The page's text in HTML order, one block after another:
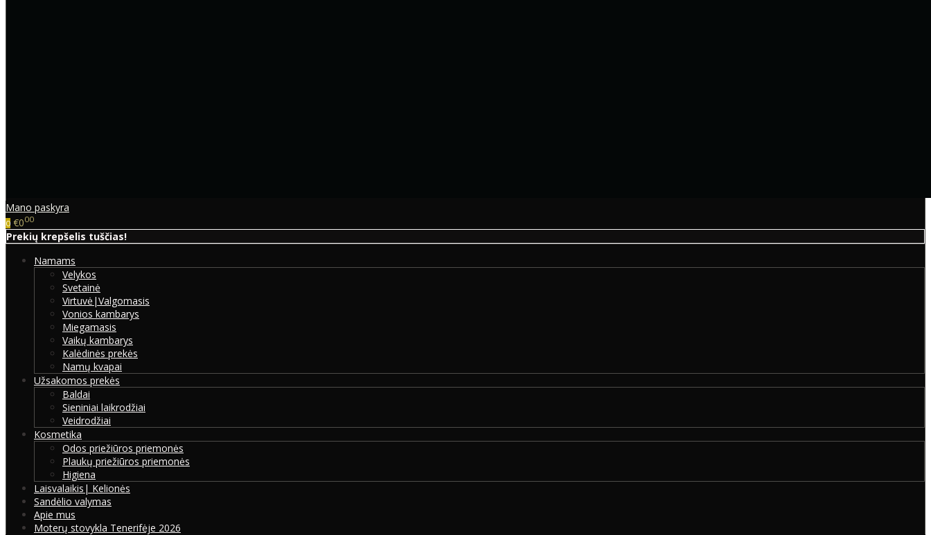
Mano paskyra
0 €000
Prekių krepšelis tuščias!
Namams
Velykos
Svetainė
Virtuvė|Valgomasis
Vonios kambarys
Miegamasis
Vaikų kambarys
Kalėdinės prekės
Namų kvapai
Užsakomos prekės
Baldai
Sieniniai laikrodžiai
Veidrodžiai
Kosmetika
Odos priežiūros priemonės
Plaukų priežiūros priemonės
Higiena
Laisvalaikis| Kelionės
Sandėlio valymas
Apie mus
Moterų stovykla Tenerifėje 2026